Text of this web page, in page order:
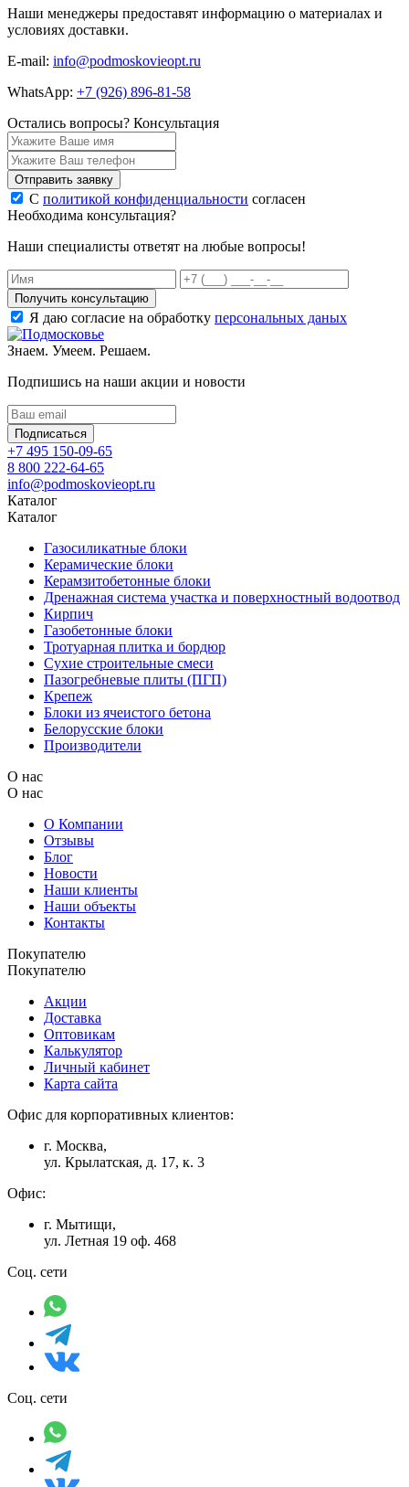
Наши менеджеры предоставят информацию о материалах и
условиях доставки.
E-mail: info@podmoskovieopt.ru
WhatsApp: +7 (926) 896-81-58
Остались вопросы? Консультация
Отправить заявку
С политикой конфиденциальности согласен
Необходима консультация?
Наши специалисты ответят на любые вопросы!
Получить консультацию
Я даю согласие на обработку персональных даных
Знаем. Умеем. Решаем.
Подпишись на наши акции и новости
Подписаться
+7 495 150-09-65
8 800 222-64-65
info@podmoskovieopt.ru
Каталог
Каталог
Газосиликатные блоки
Керамические блоки
Керамзитобетонные блоки
Дренажная система участка и поверхностный водоотвод
Кирпич
Газобетонные блоки
Тротуарная плитка и бордюр
Сухие строительные смеси
Пазогребневые плиты (ПГП)
Крепеж
Блоки из ячеистого бетона
Белорусские блоки
Производители
О нас
О нас
О Компании
Отзывы
Блог
Новости
Наши клиенты
Наши объекты
Контакты
Покупателю
Покупателю
Акции
Доставка
Оптовикам
Калькулятор
Личный кабинет
Карта сайта
Офис для корпоративных клиентов:
г. Москва,
ул. Крылатская, д. 17, к. 3
Офис:
г. Мытищи,
ул. Летная 19 оф. 468
Соц. сети
Соц. сети